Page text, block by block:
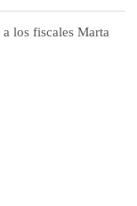
los fiscales Marta